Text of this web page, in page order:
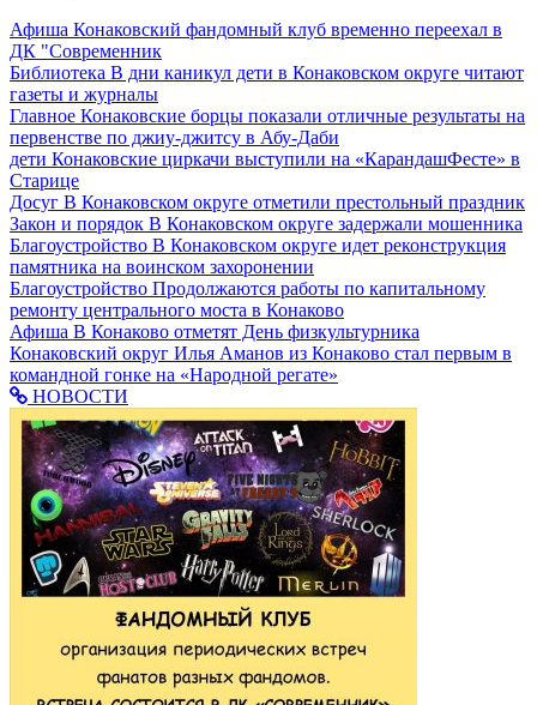
Афиша Конаковский фандомный клуб временно переехал в
ДК "Современник
Библиотека В дни каникул дети в Конаковском округе читают
газеты и журналы
Главное Конаковские борцы показали отличные результаты на
первенстве по джиу-джитсу в Абу-Даби
дети Конаковские циркачи выступили на «КарандашФесте» в
Старице
Досуг В Конаковском округе отметили престольный праздник
Закон и порядок В Конаковском округе задержали мошенника
Благоустройство В Конаковском округе идет реконструкция
памятника на воинском захоронении
Благоустройство Продолжаются работы по капитальному
ремонту центрального моста в Конаково
Афиша В Конаково отметят День физкультурника
Конаковский округ Илья Аманов из Конаково стал первым в
командной гонке на «Народной регате»
НОВОСТИ